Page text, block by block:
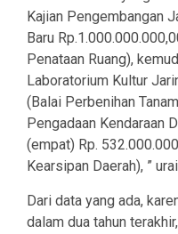
Kajian Pengembangan
Baru
Penataan Ruang),
Laboratorium Kultur
(Balai Perbenihan
Pengadaan Kendaraan
(empat) Rp.
Kearsipan Daerah), ”
Dari data yang ada,
dalam dua tahun